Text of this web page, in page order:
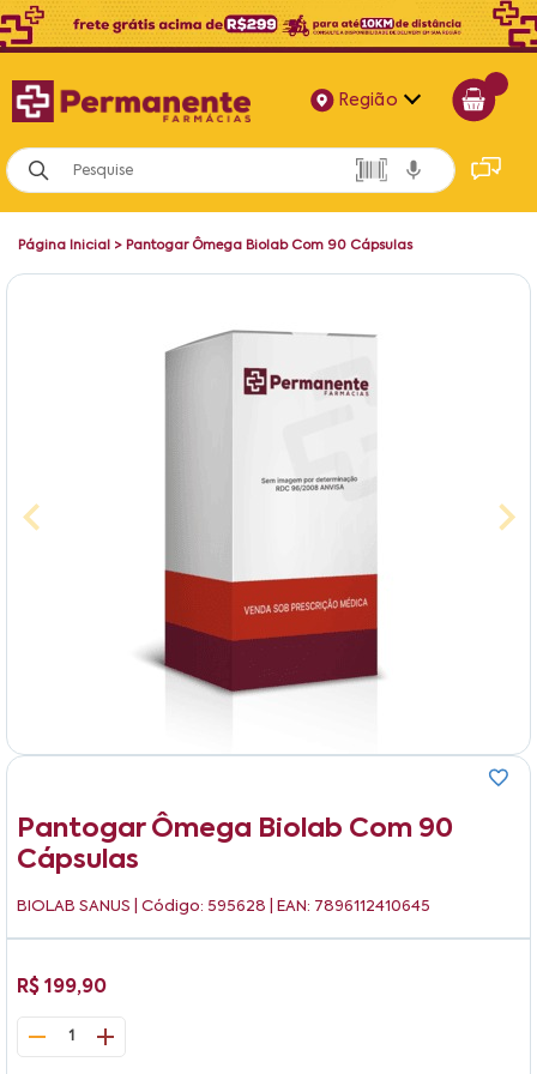
Região
Alagoas
Bahia
Página Inicial > Pantogar Ômega Biolab Com 90 Cápsulas
Pantogar Ômega Biolab Com 90
Cápsulas
BIOLAB SANUS | Código: 595628 | EAN: 7896112410645
R$ 199,90
1